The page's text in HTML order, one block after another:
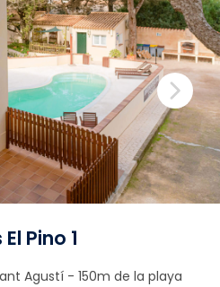
Pino 1
Agustí- 150m de la playa